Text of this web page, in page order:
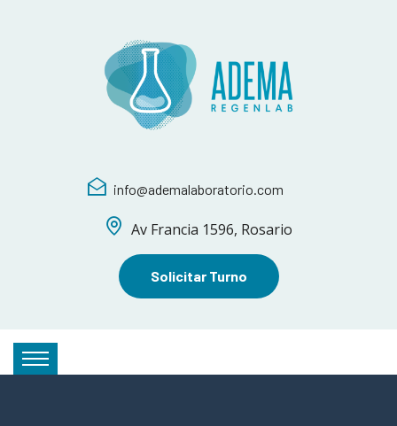
info@ademalaboratorio.com
Av Francia 1596, Rosario
Solicitar Turno